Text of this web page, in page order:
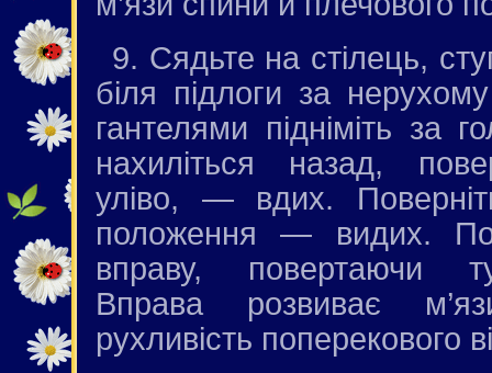
9. Сядьте на стілець,
біля підлоги за
гантелями підніміть за
нахиліться назад,
уліво, — вдих.
положення — видих.
вправу, повертаючи
Вправа розвиває
рухливість поперекового